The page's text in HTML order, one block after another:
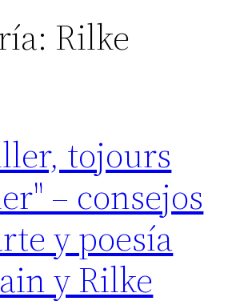
Rilke
tojours
– consejos
y poesía
y Rilke